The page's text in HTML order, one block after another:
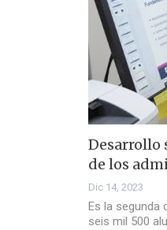
Desarrollo
de los
Dic 14, 2023
Es la segunda
seis mil 500